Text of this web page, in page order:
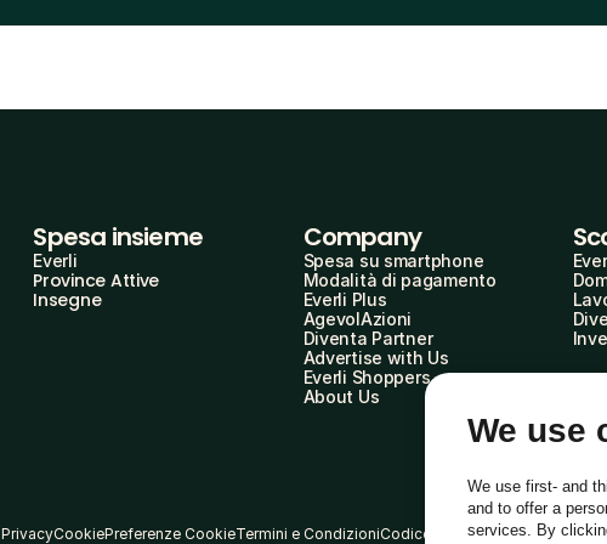
Spesa insieme
Everli
Province Attive
Insegne
Company
Spesa su smartphone
Modalità di pagamento
Everli Plus
AgevolAzioni
Diventa Partner
Advertise with Us
Everli Shoppers
About Us
PrivacyCookiePreferenze CookieTermini e CondizioniCodice Etico
We use
We use first- and
and to offer a
services. By